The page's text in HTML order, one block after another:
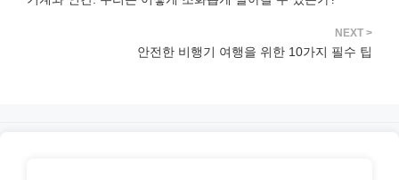
안전한 비행기 여행을 위한 10가지 필수 팁